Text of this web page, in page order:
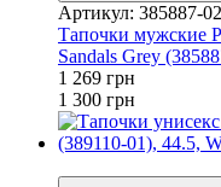
Артикул: 385887-02
Тапочки мужские
Sandals Grey
1 269 грн
1 300 грн